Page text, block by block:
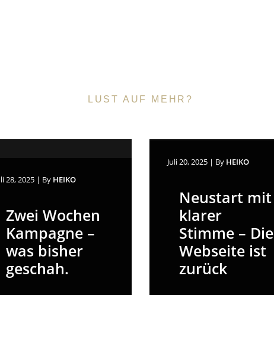
LUST AUF MEHR?
28, 2025 | By HEIKO
Zwei Wochen
Kampagne –
was bisher
geschah.
Juli 20, 2025 | By HEIKO
Neustart mit
klarer
Stimme – Die
Webseite ist
zurück